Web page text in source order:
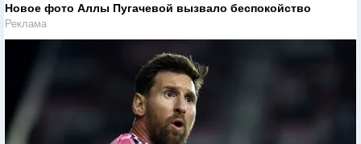
Новое фото Аллы Пугачевой вызвало беспокойство
Реклама